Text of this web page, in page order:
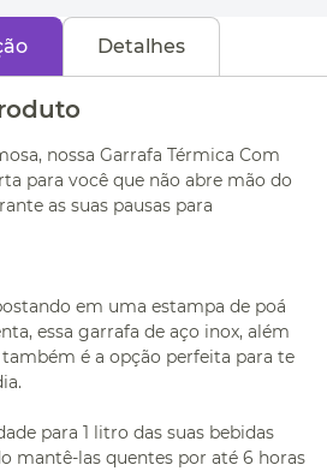
Detalhes
nossa Garrafa Térmica Com
para você que não abre mão do
as suas pausas para
em uma estampa de poá
essa garrafa de aço inox, além
é a opção perfeita para te
para 1 litro das suas bebidas
mantê-las quentes por até 6 horas